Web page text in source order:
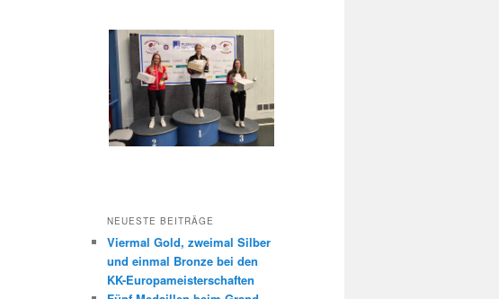
NEUESTE BEITRÄGE
Viermal Gold, zweimal Silber
und einmal Bronze bei den
KK-Europameisterschaften